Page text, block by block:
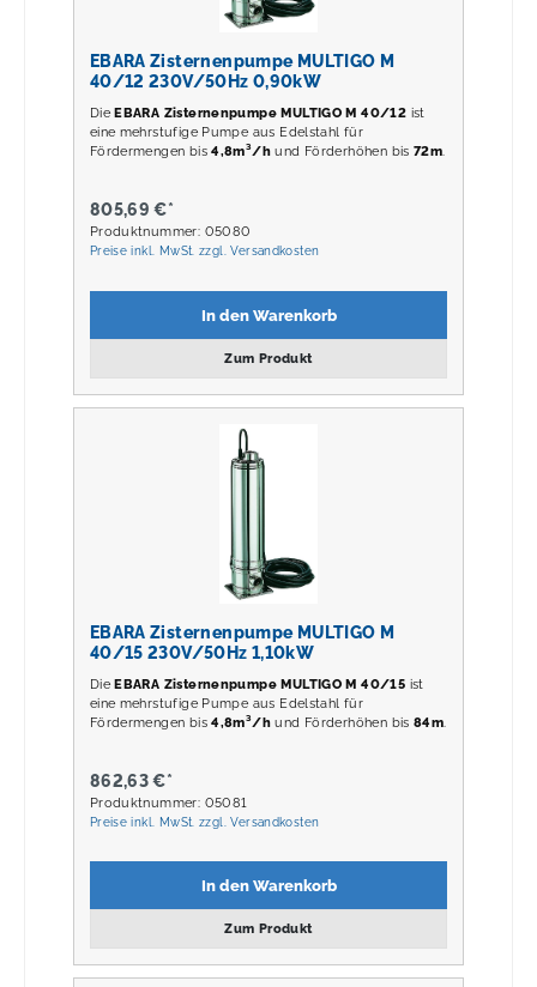
EBARA Zisternenpumpe MULTIGO M
40/12 230V/50Hz 0,90kW
DieEBARA Zisternenpumpe MULTIGO M 40/12 ist
eine mehrstufige Pumpe aus Edelstahl für
Fördermengen bis4,8m³/h und Förderhöhen bis72m.
805,69 €*
Produktnummer: 05080
Preise inkl. MwSt. zzgl. Versandkosten
In den Warenkorb
Zum Produkt
EBARA Zisternenpumpe MULTIGO M
40/15 230V/50Hz 1,10kW
DieEBARA Zisternenpumpe MULTIGO M 40/15 ist
eine mehrstufige Pumpe aus Edelstahl für
Fördermengen bis4,8m³/h und Förderhöhen bis84m
862,63 €*
Produktnummer: 05081
Preise inkl. MwSt. zzgl. Versandkosten
In den Warenkorb
Zum Produkt